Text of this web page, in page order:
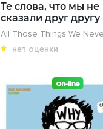
Те слова, что мы не
сказали друг другу
All Those Things We
нет оценки